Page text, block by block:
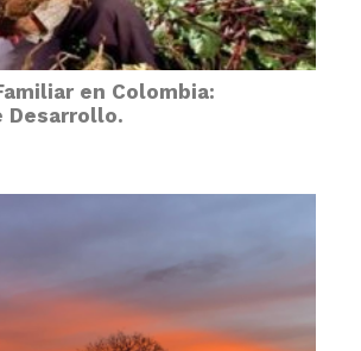
en Colombia:
Desarrollo.